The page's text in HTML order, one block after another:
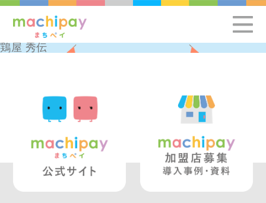
鶏屋 秀伝